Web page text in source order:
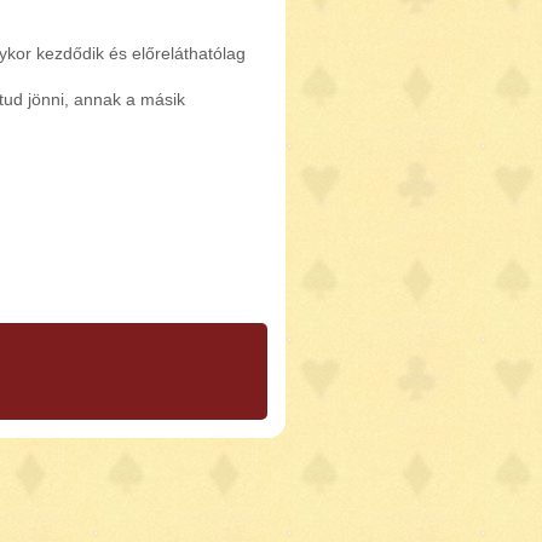
kezdődik és előreláthatólag
jönni, annak a másik